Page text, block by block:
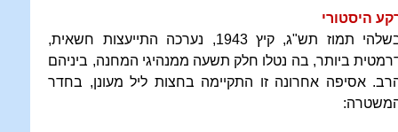
היסטורי
בשלהי תמוז תש"ג, קיץ 1943, נערכה התייעצות חשאית,
ביותר, בה נטלו חלק תשעה ממנהיגי המחנה, ביניהם
אסיפה אחרונה זו התקיימה בחצות ליל מעונן, בחדר